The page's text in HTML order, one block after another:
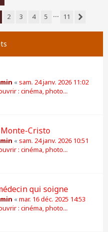
2 3 4 5 …
11
«sam. 24 janv. 2026 11:02
: cinéma, photo...
Monte-Cristo
«sam. 24 janv. 2026 10:51
: cinéma, photo...
qui soigne
«mar. 16 déc. 2025 14:53
: cinéma, photo...